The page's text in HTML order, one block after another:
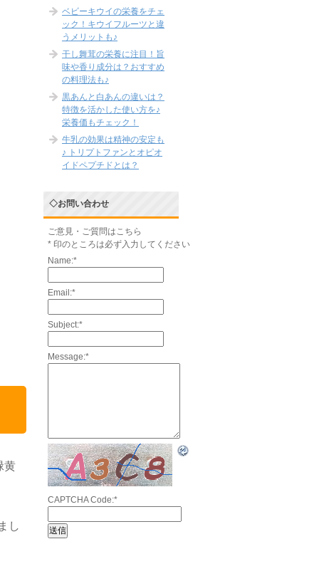
黄
し
ベビーキウイの栄養をチェ
ック！キウイフルーツと違
うメリットも♪
干し舞茸の栄養に注目！旨
味や香り成分は？おすすめ
の料理法も♪
黒あんと白あんの違いは？
特徴を活かした使い方を♪
栄養価もチェック！
牛乳の効果は精神の安定も
♪ トリプトファンとオピオ
イドペプチドとは？
◇お問い合わせ
ご意見・ご質問はこちら
* 印のところは必ず入力してください
Name:*
Email:*
Subject:*
Message:*
CAPTCHA Code:*